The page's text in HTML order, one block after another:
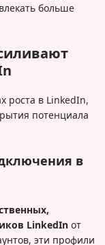
больше
роста в LinkedIn,
потенциала
в
LinkedIn от
эти профили